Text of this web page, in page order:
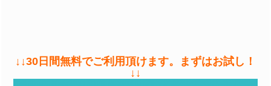
↓↓30日間無料でご利用頂けます。まずはお試し！
↓↓